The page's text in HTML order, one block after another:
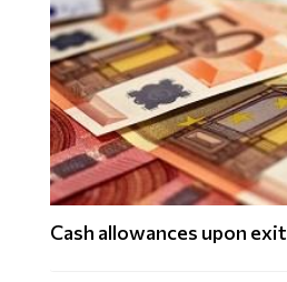
Cash allowances upon exit